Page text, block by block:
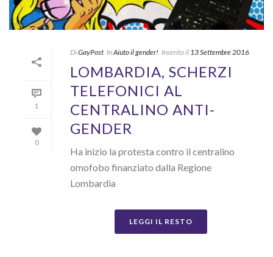
1
0
DiGayPost InAiuto il gender! Inserito il 13 Settembre 2016
LOMBARDIA, SCHERZI
TELEFONICI AL
CENTRALINO ANTI-
GENDER
Ha inizio la protesta contro il centralino
omofobo finanziato dalla Regione
Lombardia
LEGGI IL RESTO